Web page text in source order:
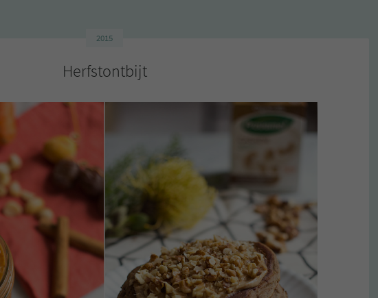
2015
Herfstontbijt